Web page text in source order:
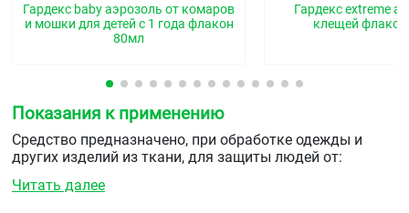
Гардекс baby аэрозоль от комаров
и мошки для детей с 1 года флакон
80мл
Гардекс extreme
клещей
Показания к применению
Средство предназначено, при обработке одежды и
других изделий из ткани, для защиты людей от:
таежных и лесных клещей
Читать далее